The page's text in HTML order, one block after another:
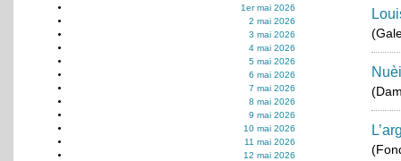
1er mai 2026
2 mai 2026
3 mai 2026
4 mai 2026
5 mai 2026
6 mai 2026
7 mai 2026
8 mai 2026
9 mai 2026
10 mai 2026
11 mai 2026
12 mai 2026